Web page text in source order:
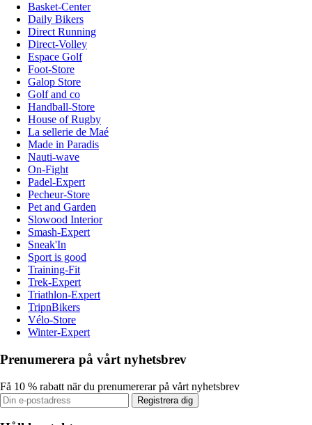
Basket-Center
Daily Bikers
Direct Running
Direct-Volley
Espace Golf
Foot-Store
Galop Store
Golf and co
Handball-Store
House of Rugby
La sellerie de Maé
Made in Paradis
Nauti-wave
On-Fight
Padel-Expert
Pecheur-Store
Pet and Garden
Slowood Interior
Smash-Expert
Sneak'In
Sport is good
Training-Fit
Trek-Expert
Triathlon-Expert
TripnBikers
Vélo-Store
Winter-Expert
Prenumerera på vårt nyhetsbrev
Få 10 % rabatt när du prenumererar på vårt nyhetsbrev
Registrera dig